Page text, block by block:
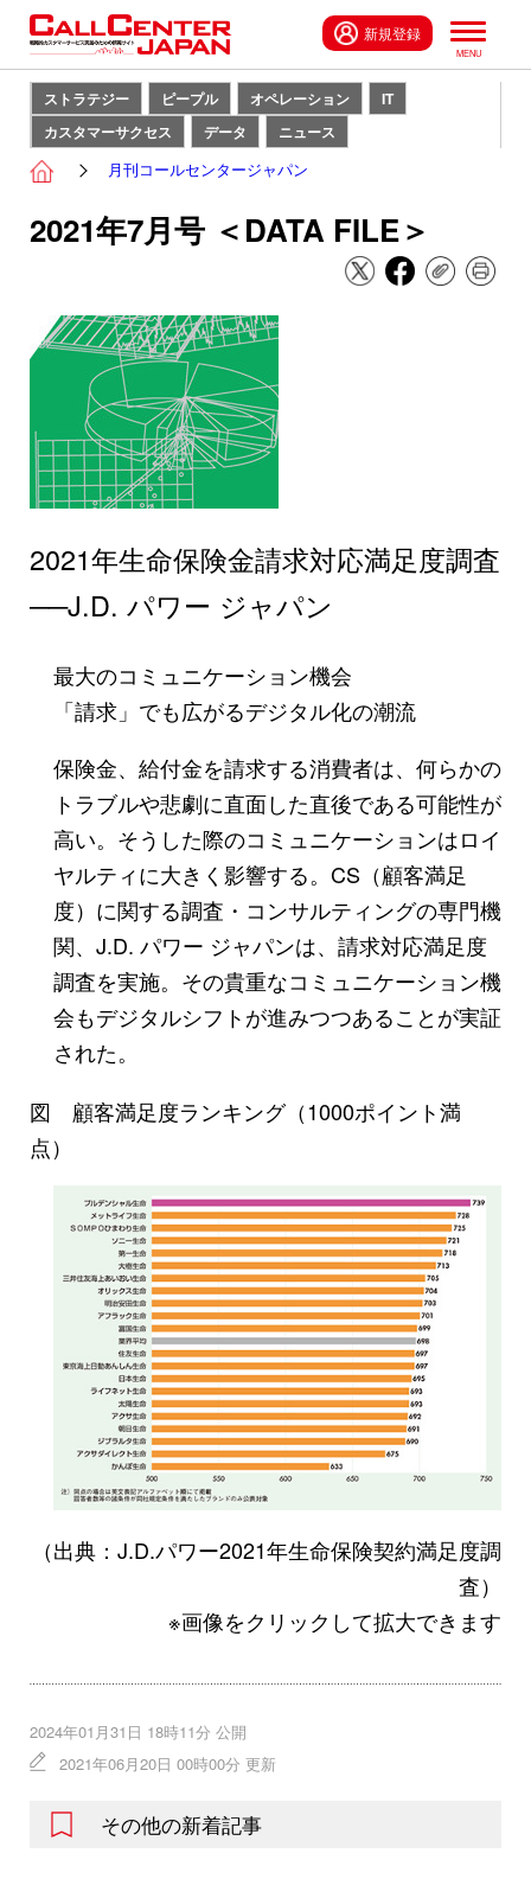
新規登録
ストラテジー ピープル オペレーション
IT
カスタマーサクセス
データ ニュース
月刊コールセンタージャパン
2021年7月号 ＜DATA FILE＞
2021年生命保険金請求対応満足度調査
──J.D. パワー ジャパン
最大のコミュニケーション機会
「請求」でも広がるデジタル化の潮流
保険金、給付金を請求する消費者は、何らかの
トラブルや悲劇に直面した直後である可能性が
高い。そうした際のコミュニケーションはロイ
ヤルティに大きく影響する。CS（顧客満足
度）に関する調査・コンサルティングの専門機
関、J.D. パワー ジャパンは、請求対応満足度
調査を実施。その貴重なコミュニケーション機
会もデジタルシフトが進みつつあることが実証
された。
図 顧客満足度ランキング（1000ポイント満
点）
（出典：J.D.パワー2021年生命保険契約満足度調
査）
※画像をクリックして拡大できます
2024年01月31日 18時11分 公開
2021年06月20日 00時00分 更新
その他の新着記事